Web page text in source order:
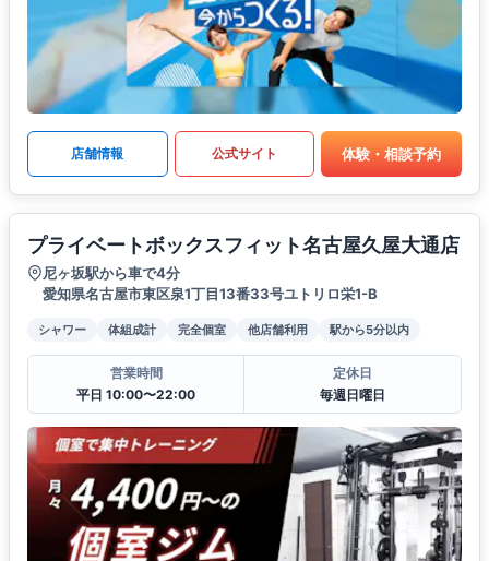
店舗情報 公式サイト 体験・相談予約
プライベートボックスフィット名古屋久屋大通店
尼ヶ坂駅から車で4分
愛知県名古屋市東区泉1丁目13番33号ユトリロ栄1-B
シャワー 体組成計 完全個室 他店舗利用 駅から5分以内
営業時間
平日 10:00〜22:00
定休日
毎週日曜日